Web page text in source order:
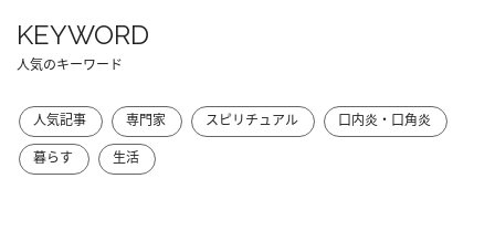
KEYWORD
人気のキーワード
人気記事 専門家 スピリチュアル
口内炎・口角炎
暮らす
生活